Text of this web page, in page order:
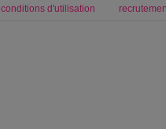
conditions d'utilisation